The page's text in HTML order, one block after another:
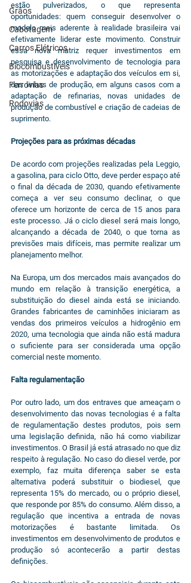
Grãos
Cabotagem
Carros Elétricos
Biocombustíveis
Ferrovias
Rodovias
estão pulverizados, o que representa
oportunidades: quem conseguir desenvolver o
modelo mais aderente à realidade brasileira vai
efetivamente liderar este movimento. Construir
essa nova matriz requer investimentos em
pesquisa e desenvolvimento de tecnologia para
as motorizações e adaptação dos veículos em si,
das linhas de produção, em alguns casos com a
adaptação de refinarias, novas unidades de
produção de combustível e criação de cadeias de
suprimento.
Projeções para as próximas décadas
De acordo com projeções realizadas pela Leggio,
a gasolina, para ciclo Otto, deve perder espaço até
o final da década de 2030, quando efetivamente
começa a ver seu consumo declinar, o que
oferece um horizonte de cerca de 15 anos para
este processo. Já o ciclo diesel será mais longo,
alcançando a década de 2040, o que torna as
previsões mais difíceis, mas permite realizar um
planejamento melhor.
Na Europa, um dos mercados mais avançados do
mundo em relação à transição energética, a
substituição do diesel ainda está se iniciando.
Grandes fabricantes de caminhões iniciaram as
vendas dos primeiros veículos a hidrogênio em
2020, uma tecnologia que ainda não está madura
o suficiente para ser considerada uma opção
comercial neste momento.
Falta regulamentação
Por outro lado, um dos entraves que ameaçam o
desenvolvimento das novas tecnologias é a falta
de regulamentação destes produtos, pois sem
uma legislação definida, não há como viabilizar
investimentos. O Brasil já está atrasado no que diz
respeito à regulação. No caso do diesel verde, por
exemplo, faz muita diferença saber se esta
alternativa poderá substituir o biodiesel, que
representa 15% do mercado, ou o próprio diesel,
que responde por 85% do consumo. Além disso, a
regulação que incentiva a entrada de novas
motorizações é bastante limitada. Os
investimentos em desenvolvimento de produtos e
produção só acontecerão a partir destas
definições.